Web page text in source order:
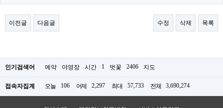
이전글 다음글 수정 삭제 목록
인기검색어 예약 야영장 시간 1 벗꽃 2406 지도
접속자집계 오늘 106 어제 2,297 최대 57,733 전체 3,690,274